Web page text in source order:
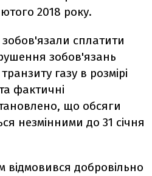
2018 року.
зобов'язали сплатити
зобов'язань
газу в розмірі
фактичні
що обсяги
незмінними до 31 січня
відмовився добровільно